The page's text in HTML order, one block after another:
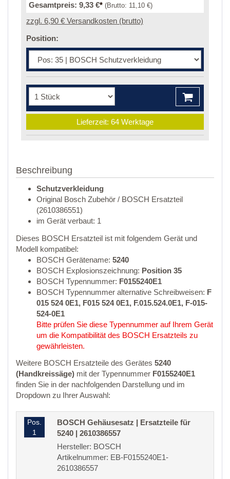
Gesamtpreis: 9,33 €* (Brutto: 11,10 €)
zzgl. 6,90 € Versandkosten (brutto)
Position:
Lieferzeit: 64 Werktage
Beschreibung
Schutzverkleidung
Original Bosch Zubehör / BOSCH Ersatzteil
(2610386551)
im Gerät verbaut: 1
Dieses BOSCH Ersatzteil ist mit folgendem Gerät und
Modell kompatibel:
BOSCH Gerätename: 5240
BOSCH Explosionszeichnung: Position 35
BOSCH Typennummer: F0155240E1
BOSCH Typennummer alternative Schreibweisen: F
015 524 0E1, F015 524 0E1, F.015.524.0E1, F-015-
524-0E1
Bitte prüfen Sie diese Typennummer auf Ihrem Gerät
um die Kompatibilität des BOSCH Ersatzteils zu
gewährleisten.
Weitere BOSCH Ersatzteile des Gerätes 5240
(Handkreissäge) mit der Typennummer F0155240E1
finden Sie in der nachfolgenden Darstellung und im
Dropdown zu Ihrer Auswahl:
Pos.
1
BOSCH Gehäusesatz | Ersatzteile für
5240 | 2610386557
Hersteller: BOSCH
Artikelnummer: EB-F0155240E1-
2610386557